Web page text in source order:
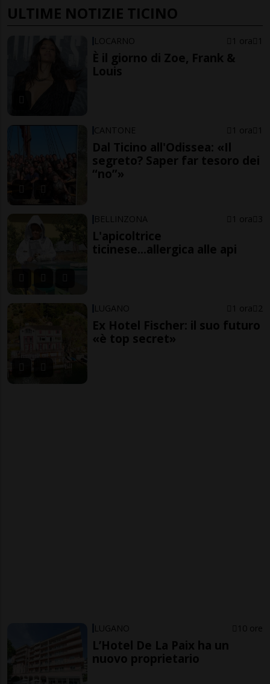
ULTIME NOTIZIE TICINO
LOCARNO 1 ora 1
È il giorno di Zoe, Frank &
Louis
CANTONE 1 ora 1
Dal Ticino all'Odissea: «Il
segreto? Saper far tesoro dei
“no”»
BELLINZONA 1 ora 3
L'apicoltrice
ticinese...allergica alle api
LUGANO 1 ora 2
Ex Hotel Fischer: il suo futuro
«è top secret»
LUGANO 10 ore
L’Hotel De La Paix ha un
nuovo proprietario